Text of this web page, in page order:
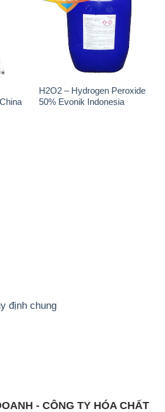
H2O2 – Hydrogen Peroxide
50% Evonik Indonesia
định chung
- CÔNG TY HÓA CHẤT